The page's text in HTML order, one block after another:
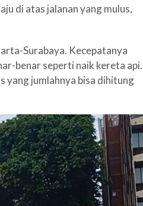
di atas jalanan yang mulus,
Surabaya. Kecepatanya
benar seperti naik kereta api.
yang jumlahnya bisa dihitung